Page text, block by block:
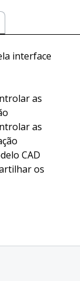
interface
as
as
CAD
os